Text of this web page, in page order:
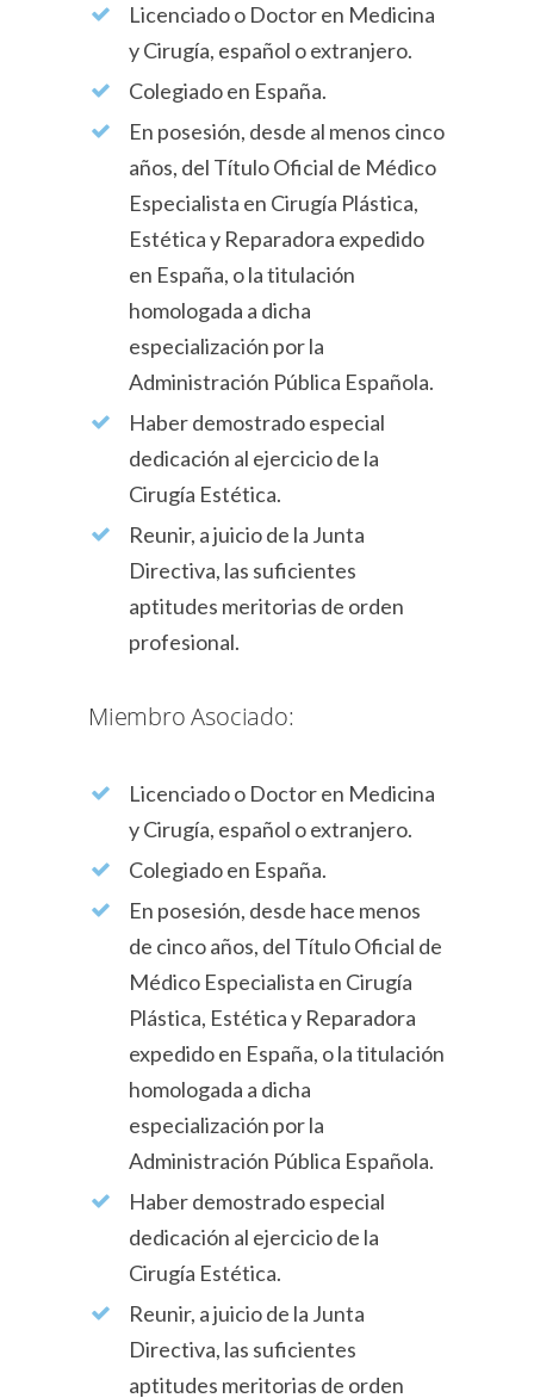
Licenciado o Doctor en Medicina
y Cirugía, español o extranjero.
Colegiado en España.
En posesión, desde al menos cinco
años, del Título Oficial de Médico
Especialista en Cirugía Plástica,
Estética y Reparadora expedido
en España, o la titulación
homologada a dicha
especialización por la
Administración Pública Española.
Haber demostrado especial
dedicación al ejercicio de la
Cirugía Estética.
Reunir, a juicio de la Junta
Directiva, las suficientes
aptitudes meritorias de orden
profesional.
Miembro Asociado:
Licenciado o Doctor en Medicina
y Cirugía, español o extranjero.
Colegiado en España.
En posesión, desde hace menos
de cinco años, del Título Oficial de
Médico Especialista en Cirugía
Plástica, Estética y Reparadora
expedido en España, o la titulación
homologada a dicha
especialización por la
Administración Pública Española.
Haber demostrado especial
dedicación al ejercicio de la
Cirugía Estética.
Reunir, a juicio de la Junta
Directiva, las suficientes
aptitudes meritorias de orden